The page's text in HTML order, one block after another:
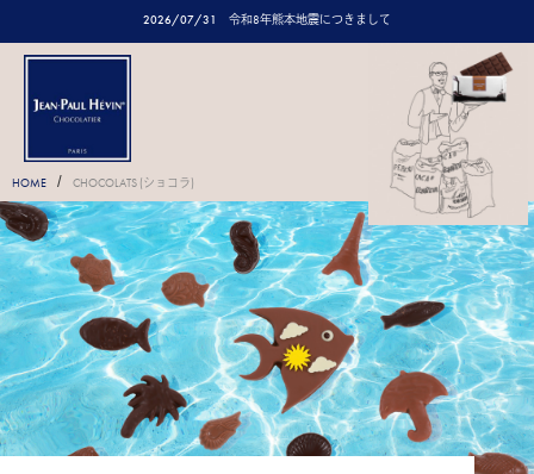
2026/07/31 令和8年熊本地震につきまして
HOME / CHOCOLATS (ショコラ)